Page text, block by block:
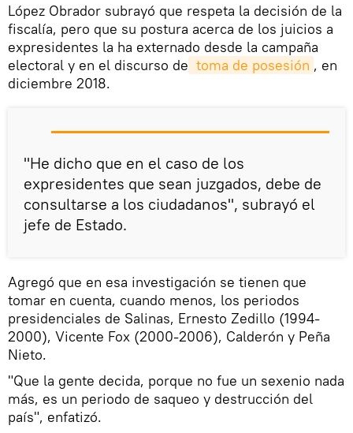
López Obrador subrayó que respeta la decisión de la
fiscalía, pero que su postura acerca de los juicios a
expresidentes la ha externado desde la campaña
electoral y en el discurso de toma de posesión , en
diciembre 2018.
"He dicho que en el caso de los
expresidentes que sean juzgados, debe de
consultarse a los ciudadanos", subrayó el
jefe de Estado.
Agregó que en esa investigación se tienen que
tomar en cuenta, cuando menos, los periodos
presidenciales de Salinas, Ernesto Zedillo (1994-
2000), Vicente Fox (2000-2006), Calderón y Peña
Nieto.
"Que la gente decida, porque no fue un sexenio nada
más, es un periodo de saqueo y destrucción del
país", enfatizó.